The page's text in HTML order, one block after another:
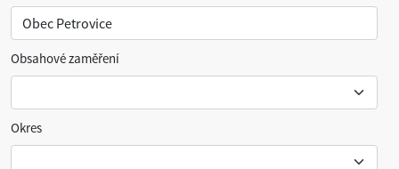
Obsahové zaměření
Okres